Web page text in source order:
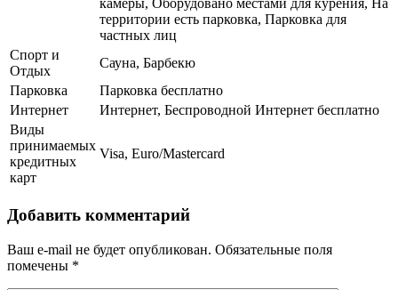
камеры, Оборудовано местами для курения, На
территории есть парковка, Парковка для
частных лиц
Спорт и
Отдых
Сауна, Барбекю
Парковка
Парковка бесплатно
Интернет
Интернет, Беспроводной Интернет бесплатно
Виды
принимаемых
кредитных
карт
Visa, Euro/Mastercard
Добавить комментарий
Ваш e-mail не будет опубликован. Обязательные поля
помечены *